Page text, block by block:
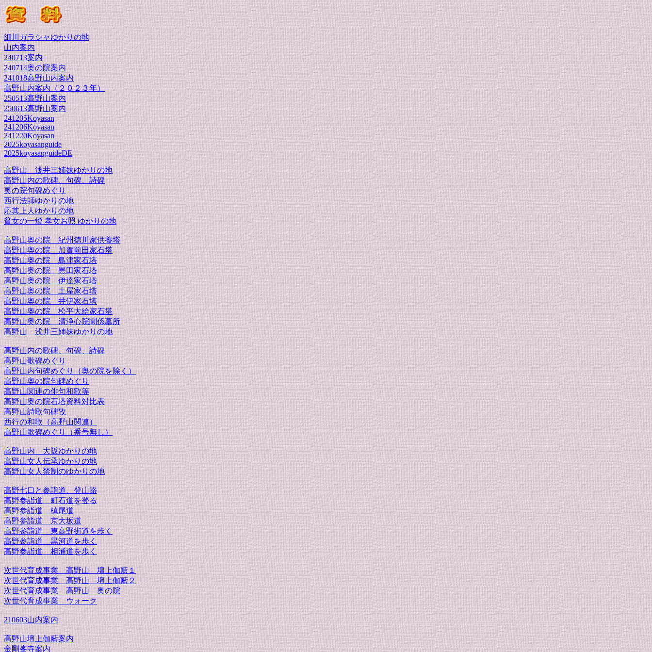
細川ガラシャゆかりの地
山内案内
240713案内
240714奥の院案内
241018高野山内案内
高野山内案内（２０２３年）
250513高野山案内
250613高野山案内
241205Koyasan
241206Koyasan
241220Koyasan
2025koyasanguide
2025koyasanguideDE
高野山 浅井三姉妹ゆかりの地
高野山内の歌碑、句碑、詩碑
奥の院句碑めぐり
西行法師ゆかりの地
応其上人ゆかりの地
貧女の一燈 孝女お照 ゆかりの地
高野山奥の院 紀州徳川家供養塔
高野山奥の院 加賀前田家石塔
高野山奥の院 島津家石塔
高野山奥の院 黒田家石塔
高野山奥の院 伊達家石塔
高野山奥の院 土屋家石塔
高野山奥の院 井伊家石塔
高野山奥の院 松平大給家石塔
高野山奥の院 清浄心院関係墓所
高野山 浅井三姉妹ゆかりの地
高野山内の歌碑、句碑、詩碑
高野山歌碑めぐり
高野山内句碑めぐり（奥の院を除く）
高野山奥の院句碑めぐり
高野山関連の俳句和歌等
高野山奥の院石塔資料対比表
高野山詩歌句碑攷
西行の和歌（高野山関連）
高野山歌碑めぐり（番号無し）
高野山内 大阪ゆかりの地
高野山女人伝承ゆかりの地
高野山女人禁制のゆかりの地
高野七口と参詣道、登山路
高野参詣道 町石道を登る
高野参詣道 槙尾道
高野参詣道 京大坂道
高野参詣道 東高野街道を歩く
高野参詣道 黒河道を歩く
高野参詣道 相浦道を歩く
次世代育成事業 高野山 壇上伽藍１
次世代育成事業 高野山 壇上伽藍２
次世代育成事業 高野山 奥の院
次世代育成事業 ウォーク
210603山内案内
高野山壇上伽藍案内
金剛峯寺案内